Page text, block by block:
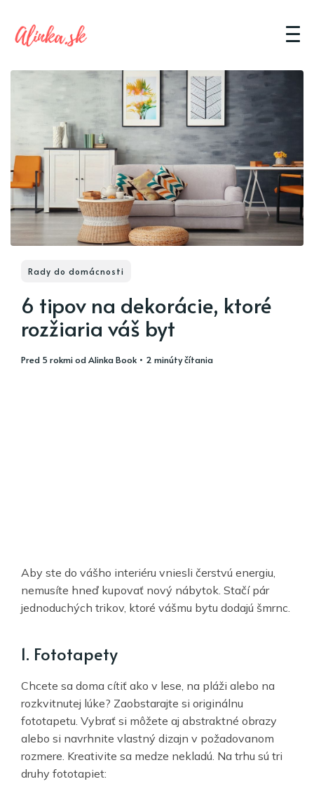
Rady do domácnosti
6 tipov na dekorácie, ktoré
rozžiaria váš byt
pred 5 rokmiodAlinka Book • 2 minúty čítania
Aby ste do vášho interiéru vniesli čerstvú energiu,
nemusíte hneď kupovať nový nábytok. Stačí pár
jednoduchých trikov, ktoré vášmu bytu dodajú šmrnc.
1. Fototapety
Chcete sa doma cítiť ako v lese, na pláži alebo na
rozkvitnutej lúke? Zaobstarajte si originálnu
fototapetu. Vybrať si môžete aj abstraktné obrazy
alebo si navrhnite vlastný dizajn v požadovanom
rozmere. Kreativite sa medze nekladú. Na trhu sú tri
druhy fototapiet: